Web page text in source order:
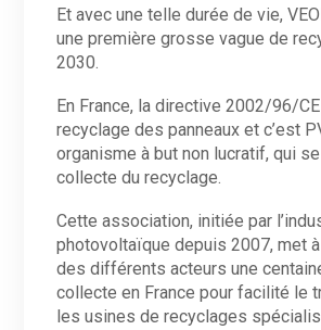
Et avec une telle durée de vie,
une première grosse vague de
2030.
En France, la directive 2002/96/
recyclage des panneaux et c’est
organisme à but non lucratif, qui
collecte du recyclage.
Cette association, initiée par
photovoltaïque depuis 2007, met
des différents acteurs une
collecte en France pour facilité le
les usines de recyclages